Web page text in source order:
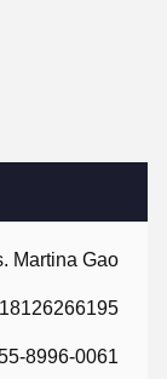
Martina Gao
8996-0061